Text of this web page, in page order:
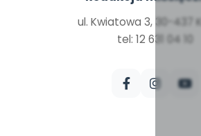
ul. Kwiatowa 3, 30-437
tel: 12 631 04 10